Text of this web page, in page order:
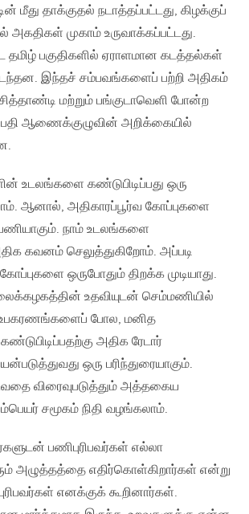
மீது தாக்குதல் நடாத்தப்பட்டது, கிழக்குப்
முகாம் உருவாக்கப்பட்டது.
பகுதிகளில் ஏராளமான கடத்தல்கள்
இந்தச் சம்பவங்களைப் பற்றி அதிகம்
மற்றும் பங்குடாவெளி போன்ற
ஆணைக்குழுவின் அறிக்கையில்
உடலங்களை கண்டுபிடிப்பது ஒரு
ஆனால், அதிகாரப்பூர்வ கோப்புகளை
நாம் உடலங்களை
கவனம் செலுத்துகிறோம். அப்படி
ஒருபோதும் திறக்க முடியாது.
உதவியுடன் செம்மணியில்
உபகரணங்களைப் போல, மனித
அதிக ரேடார்
ஒரு பரிந்துரையாகும்.
விரைவுபடுத்தும் அத்தகைய
சமூகம் நிதி வழங்கலாம்.
பணிபுரிபவர்கள் எல்லா
அழுத்தத்தை எதிர்கொள்கிறார்கள் என்று
எனக்குக் கூறினார்கள்.